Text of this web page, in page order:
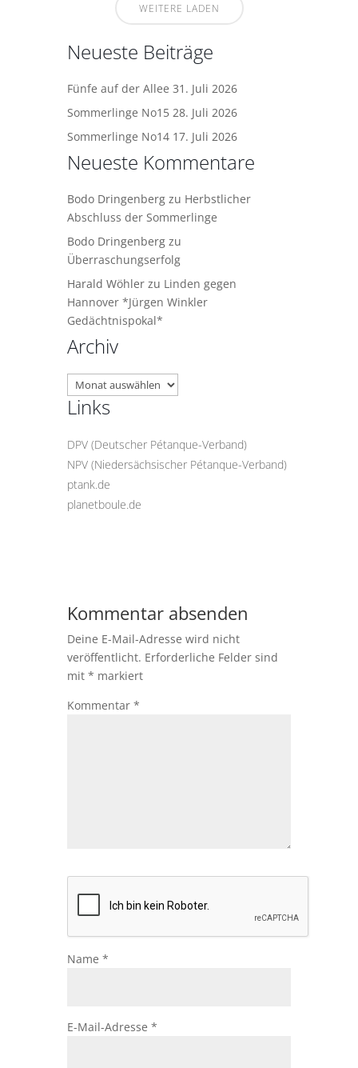
WEITERE LADEN
Neueste Beiträge
Fünfe auf der Allee 31. Juli 2026
Sommerlinge No15 28. Juli 2026
Sommerlinge No14 17. Juli 2026
Neueste Kommentare
Bodo Dringenberg zu Herbstlicher
Abschluss der Sommerlinge
Bodo Dringenberg zu
Überraschungserfolg
Harald Wöhler zu Linden gegen
Hannover *Jürgen Winkler
Gedächtnispokal*
Archiv
Archiv
Links
DPV (Deutscher Pétanque-Verband)
NPV (Niedersächsischer Pétanque-Verband)
ptank.de
planetboule.de
Kommentar absenden
Deine E-Mail-Adresse wird nicht
veröffentlicht. Erforderliche Felder sind
mit * markiert
Kommentar *
Name *
E-Mail-Adresse *